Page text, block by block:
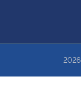
2026